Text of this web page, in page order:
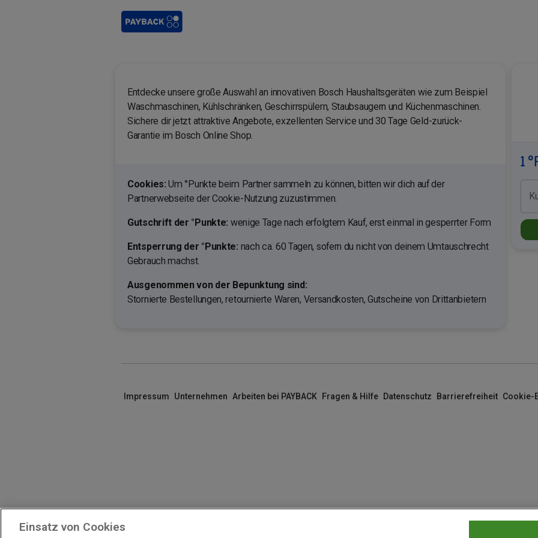
Entdecke unsere große Auswahl an innovativen Bosch Haushaltsgeräten wie zum Beispiel
Waschmaschinen, Kühlschränken, Geschirrspülern, Staubsaugern und Küchenmaschinen.
Sichere dir jetzt attraktive Angebote, exzellenten Service und 30 Tage Geld-zurück-
Garantie im Bosch Online Shop.
Cookies: Um °Punkte beim Partner sammeln zu können, bitten wir dich auf der
Partnerwebseite der Cookie-Nutzung zuzustimmen.
Gutschrift der °Punkte: wenige Tage nach erfolgtem Kauf, erst einmal in gesperrter Form
Entsperrung der °Punkte: nach ca. 60 Tagen, sofern du nicht von deinem Umtauschrecht
Gebrauch machst.
Ausgenommen von der Bepunktung sind:
Stornierte Bestellungen, retournierte Waren, Versandkosten, Gutscheine von Drittanbietern
1
Impressum Unternehmen Arbeiten bei PAYBACK Fragen & Hilfe Datenschutz Barrierefreiheit Cookie-
Einsatz von Cookies